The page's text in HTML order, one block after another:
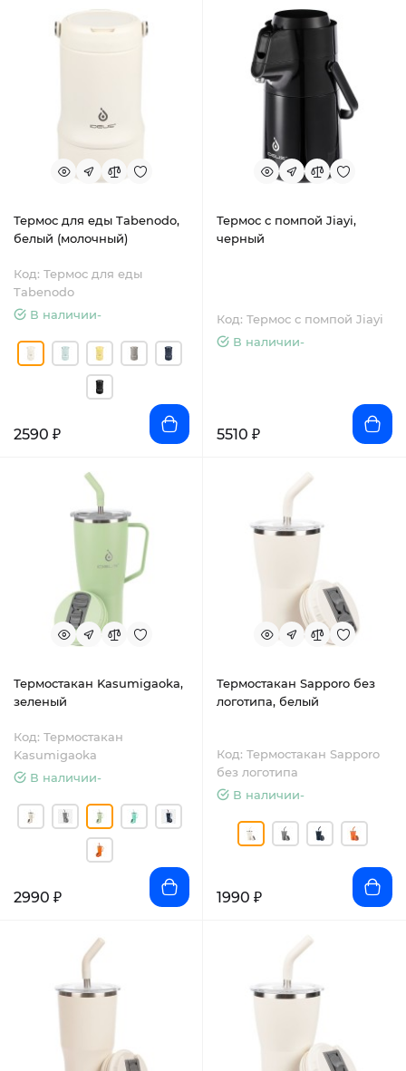
Термос для еды Tabenodo,
белый (молочный)
Код: Термос для еды
Tabenodo
В наличии-
2590 ₽
Термос с помпой Jiayi,
черный
Код: Термос с помпой Jiayi
В наличии-
5510 ₽
Термостакан Kasumigaoka,
зеленый
Код: Термостакан
Kasumigaoka
В наличии-
2990 ₽
Термостакан Sapporo без
логотипа, белый
Код: Термостакан Sapporo
без логотипа
В наличии-
1990 ₽